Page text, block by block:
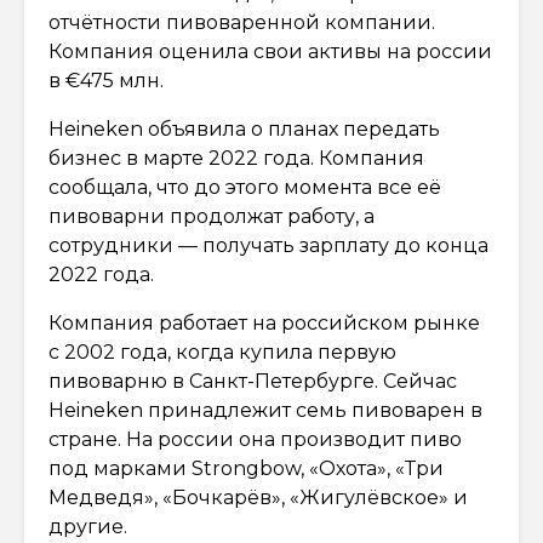
отчётности пивоваренной компании.
Компания оценила свои активы на россии
в €475 млн.
Heineken объявила о планах передать
бизнес в марте 2022 года. Компания
сообщала, что до этого момента все её
пивоварни продолжат работу, а
сотрудники — получать зарплату до конца
2022 года.
Компания работает на российском рынке
с 2002 года, когда купила первую
пивоварню в Санкт-Петербурге. Сейчас
Heineken принадлежит семь пивоварен в
стране. На россии она производит пиво
под марками Strongbow, «Охота», «Три
Медведя», «Бочкарёв», «Жигулёвское» и
другие.